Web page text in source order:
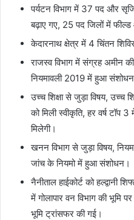
पर्यटन विभाग में 37 पद और
बढ़ाए गए, 25 पद जिलों में
केदारनाथ क्षेत्र में 4 चिंतन
राजस्व विभाग में संग्रह अमीन
नियमावली 2019 में हुआ
उच्च शिक्षा से जुड़ा विषय, उच्च
को मिली स्वीकृति, हर वर्ष टॉप
मिलेगी।
खनन विभाग से जुड़ा विषय,
जांच के नियमो में हुआ संशोधन।
नैनीताल हाईकोर्ट को हल्द्वानी
में गोलापार वन विभाग की भूमि
भूमि ट्रांसफर की गई।